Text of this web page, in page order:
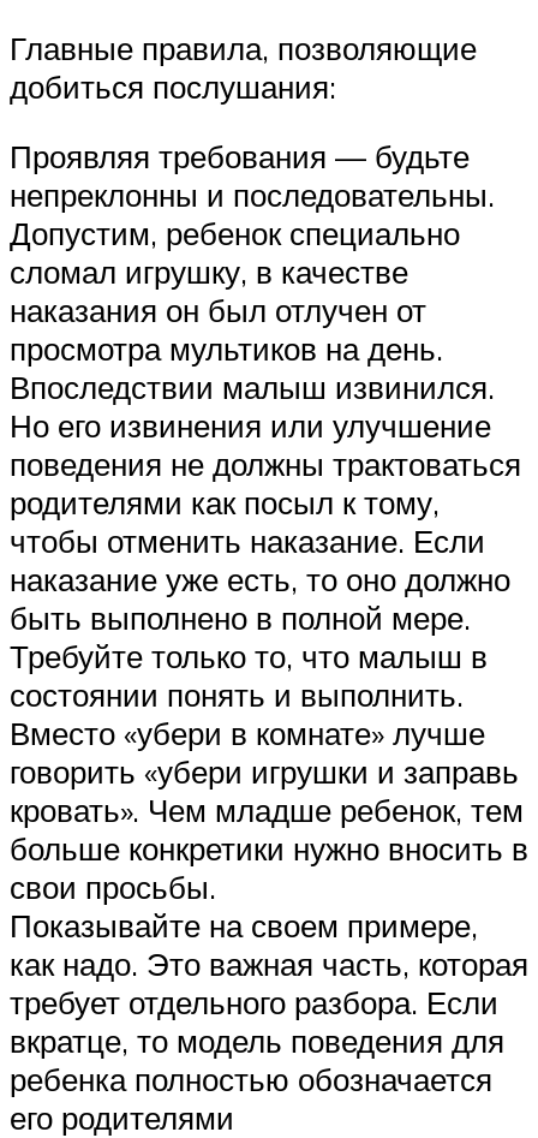
Главные правила, позволяющие
добиться послушания:
Проявляя требования — будьте
непреклонны и последовательны.
Допустим, ребенок специально
сломал игрушку, в качестве
наказания он был отлучен от
просмотра мультиков на день.
Впоследствии малыш извинился.
Но его извинения или улучшение
поведения не должны трактоваться
родителями как посыл к тому,
чтобы отменить наказание. Если
наказание уже есть, то оно должно
быть выполнено в полной мере.
Требуйте только то, что малыш в
состоянии понять и выполнить.
Вместо «убери в комнате» лучше
говорить «убери игрушки и заправь
кровать». Чем младше ребенок, тем
больше конкретики нужно вносить в
свои просьбы.
Показывайте на своем примере,
как надо. Это важная часть, которая
требует отдельного разбора. Если
вкратце, то модель поведения для
ребенка полностью обозначается
его родителями